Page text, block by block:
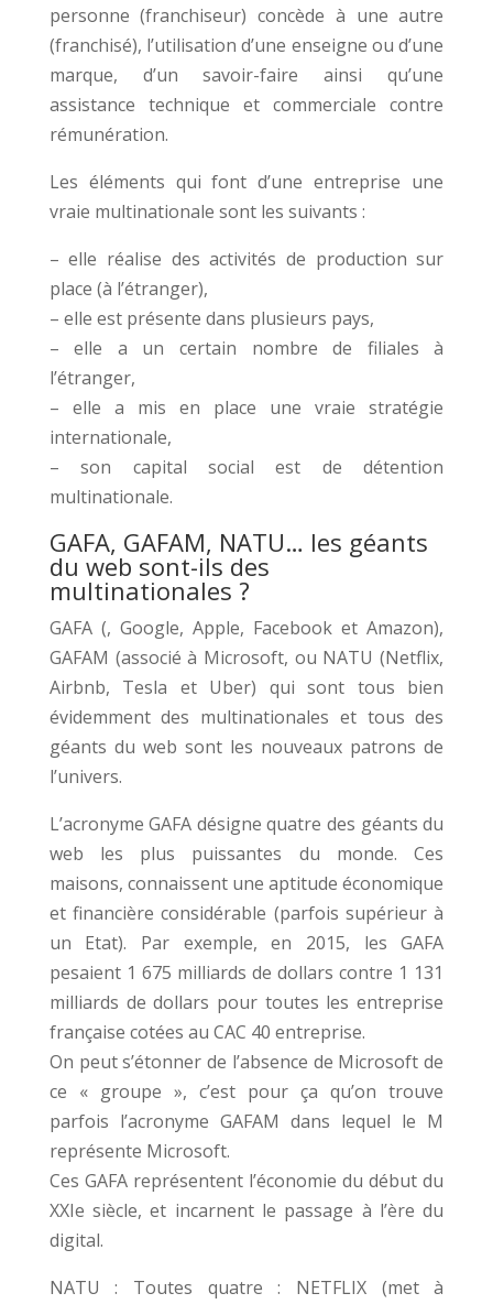
personne (franchiseur) concède à une autre
(franchisé), l’utilisation d’une enseigne ou d’une
marque, d’un savoir-faire ainsi qu’une
assistance technique et commerciale contre
rémunération.
Les éléments qui font d’une entreprise une
vraie multinationale sont les suivants :
– elle réalise des activités de production sur
place (à l’étranger),
– elle est présente dans plusieurs pays,
– elle a un certain nombre de filiales à
l’étranger,
– elle a mis en place une vraie stratégie
internationale,
– son capital social est de détention
multinationale.
GAFA, GAFAM, NATU… les géants
du web sont-ils des
multinationales ?
GAFA (, Google, Apple, Facebook et Amazon),
GAFAM (associé à Microsoft, ou NATU (Netflix,
Airbnb, Tesla et Uber) qui sont tous bien
évidemment des multinationales et tous des
géants du web sont les nouveaux patrons de
l’univers.
L’acronyme GAFA désigne quatre des géants du
web les plus puissantes du monde. Ces
maisons, connaissent une aptitude économique
et financière considérable (parfois supérieur à
un Etat). Par exemple, en 2015, les GAFA
pesaient 1 675 milliards de dollars contre 1 131
milliards de dollars pour toutes les entreprise
française cotées au CAC 40 entreprise.
On peut s’étonner de l’absence de Microsoft de
ce « groupe », c’est pour ça qu’on trouve
parfois l’acronyme GAFAM dans lequel le M
représente Microsoft.
Ces GAFA représentent l’économie du début du
XXIe siècle, et incarnent le passage à l’ère du
digital.
NATU : Toutes quatre : NETFLIX (met à